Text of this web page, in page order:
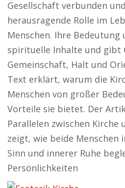
Gesellschaft verbunden
herausragende Rolle im
Menschen. Ihre
spirituelle Inhalte und gibt
Gemeinschaft, Halt und
Text erklärt, warum die
Menschen von großer
Vorteile sie bietet. Der
Parallelen zwischen Kirche
zeigt, wie beide Menschen
Sinn und innerer Ruhe
Persönlichkeiten